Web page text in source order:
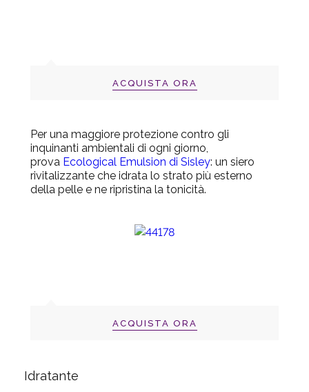
ACQUISTA ORA
Per una maggiore protezione contro gli
inquinanti ambientali di ogni giorno,
prova Ecological Emulsion di Sisley: un siero
rivitalizzante che idrata lo strato più esterno
della pelle e ne ripristina la tonicità.
ACQUISTA ORA
Idratante